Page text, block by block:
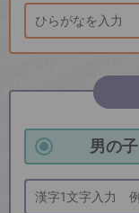
男の子